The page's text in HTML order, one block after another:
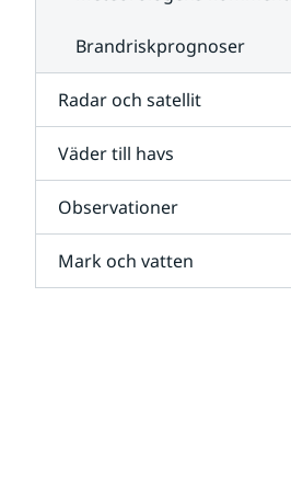
Brandriskprognoser
Radar och satellit
Väder till havs
Observationer
Mark och vatten